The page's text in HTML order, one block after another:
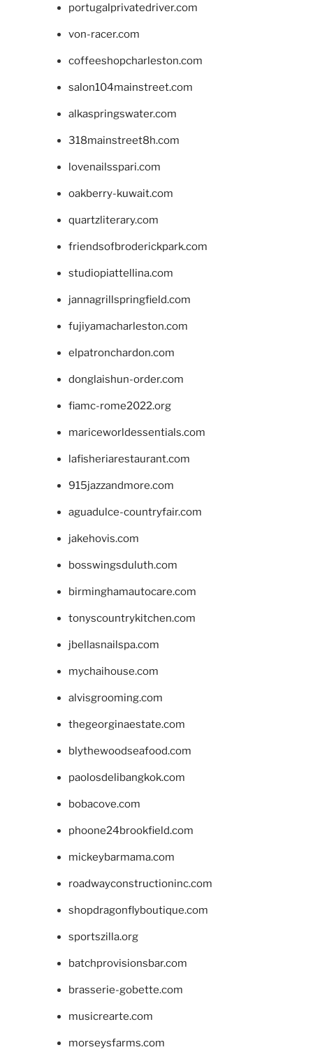
portugalprivatedriver.com
von-racer.com
coffeeshopcharleston.com
salon104mainstreet.com
alkaspringswater.com
318mainstreet8h.com
lovenailsspari.com
oakberry-kuwait.com
quartzliterary.com
friendsofbroderickpark.com
studiopiattellina.com
jannagrillspringfield.com
fujiyamacharleston.com
elpatronchardon.com
donglaishun-order.com
fiamc-rome2022.org
mariceworldessentials.com
lafisheriarestaurant.com
915jazzandmore.com
aguadulce-countryfair.com
jakehovis.com
bosswingsduluth.com
birminghamautocare.com
tonyscountrykitchen.com
jbellasnailspa.com
mychaihouse.com
alvisgrooming.com
thegeorginaestate.com
blythewoodseafood.com
paolosdelibangkok.com
bobacove.com
phoone24brookfield.com
mickeybarmama.com
roadwayconstructioninc.com
shopdragonflyboutique.com
sportszilla.org
batchprovisionsbar.com
brasserie-gobette.com
musicrearte.com
morseysfarms.com